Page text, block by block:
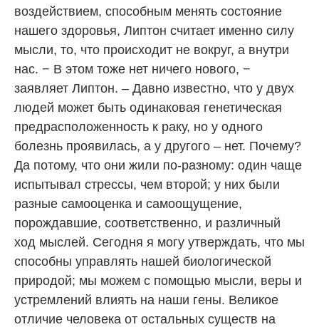
воздействием, способным менять состояние
нашего здоровья, Липтон считает именно силу
мысли, то, что происходит не вокруг, а внутри
нас. − В этом тоже нет ничего нового, −
заявляет Липтон. – Давно известно, что у двух
людей может быть одинаковая генетическая
предрасположенность к раку, но у одного
болезнь проявилась, а у другого – нет. Почему?
Да потому, что они жили по-разному: один чаще
испытывал стрессы, чем второй; у них были
разные самооценка и самоощущение,
порождавшие, соответственно, и различный
ход мыслей. Сегодня я могу утверждать, что мы
способны управлять нашей биологической
природой; мы можем с помощью мысли, веры и
устремлений влиять на наши гены. Великое
отличие человека от остальных существ на